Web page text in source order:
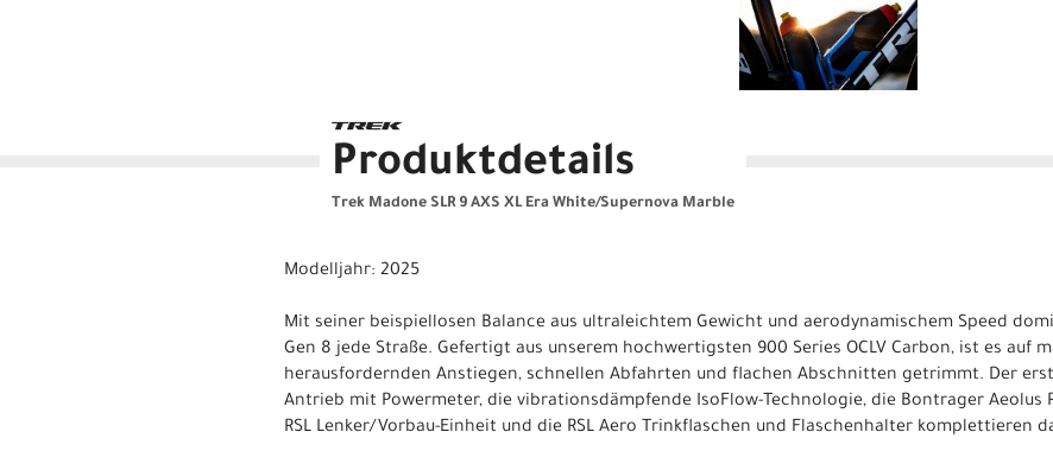
Produktdetails
Trek Madone SLR 9 AXS XL Era White/Supernova Marble
Modelljahr: 2025
Mit seiner beispiellosen Balance aus ultraleichtem Gewicht und aerodynamischem Speed
Gen 8 jede Straße. Gefertigt aus unserem hochwertigsten 900 Series OCLV Carbon, ist es auf
herausfordernden Anstiegen, schnellen Abfahrten und flachen Abschnitten getrimmt. Der
Antrieb mit Powermeter, die vibrationsdämpfende IsoFlow-Technologie, die Bontrager Aeolus
RSL Lenker/Vorbau-Einheit und die RSL Aero Trinkflaschen und Flaschenhalter komplettieren